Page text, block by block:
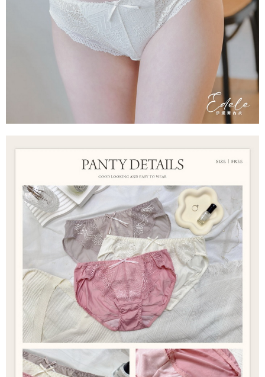
每筆NT$70，滿NT$799(含以上)免運費
7-11取貨付款
每筆NT$70，滿NT$798(含以上)免運費
每筆NT$70，滿NT$799(含以上)免運費
每筆NT$70，滿NT$799(含以上)免運費
每筆NT$110，滿NT$1,000(含以上)免運費
國際配送 查看運費